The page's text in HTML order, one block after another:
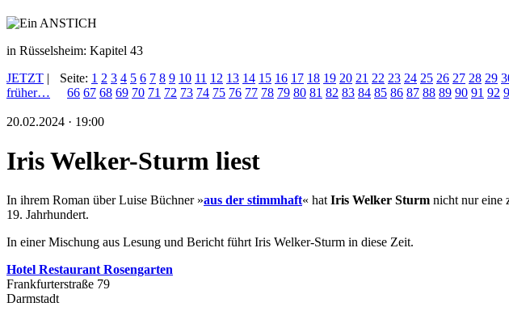
in Rüsselsheim: Kapitel 43
JETZT |
früher…
Seite: 1 2 3 4 5 6 7 8 9 10 11 12 13 14 15 16 17 18 19 20 21 22 23 24 25 26 27 28 29
66 67 68 69 70 71 72 73 74 75 76 77 78 79 80 81 82 83 84 85 86 87 88 89 90 91 92
20.02.2024 · 19:00
Iris Welker-Sturm liest
In ihrem Roman über Luise Büchner »aus der stimmhaft« hatIris Welker Sturm nicht nur eine
19. Jahrhundert.
In einer Mischung aus Lesung und Bericht führt Iris Welker-Sturm in diese Zeit.
Hotel Restaurant Rosengarten
Frankfurterstraße 79
Darmstadt